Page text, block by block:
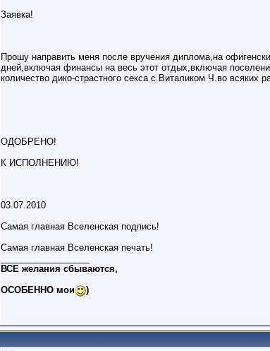
Заявка!
Прошу направить меня после вручения диплома,на
дней,включая финансы на весь этот отдых,включая
количество дико-страстного секса с Виталиком Ч.во всяких
ОДОБРЕНО!
К ИСПОЛНЕНИЮ!
03.07.2010
Самая главная Вселенская подпись!
Самая главная Вселенская печать!
ВСЕ желания сбываются,
ОСОБЕННО мои
)